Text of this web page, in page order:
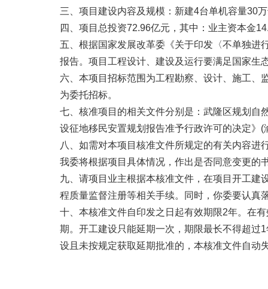
三、项目建设内容及规模：新建4台单机容量30
四、项目总投资72.96亿元，其中：业主资本金
五、根据国家发展改革委《关于印发〈不单独进
报告。项目工程设计、建设及运行要满足国家生
六、本项目招标范围为工程勘察、设计、施工、
为委托招标。
七、核准项目的相关文件分别是：武隆区规划自
设征地移民安置规划报告准予行政许可的决定》
八、如需对本项目核准文件所规定的有关内容
我委将根据项目具体情况，作出是否同意变更的
九、请项目业主根据本核准文件，在项目开工建
程质量监督注册等相关手续。同时，你委要认真
十、本核准文件自印发之日起有效期限2年。在
期。开工建设只能延期一次，期限最长不得超过
设且未按规定获取延期批准的，本核准文件自动